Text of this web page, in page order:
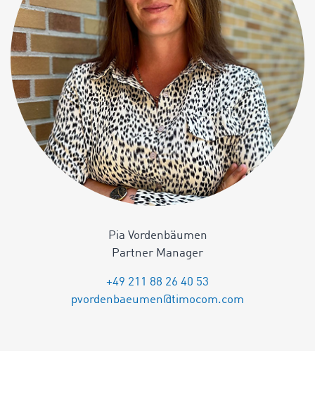
Pia Vordenbäumen
Partner Manager
+49 211 88 26 40 53
pvordenbaeumen@timocom.com